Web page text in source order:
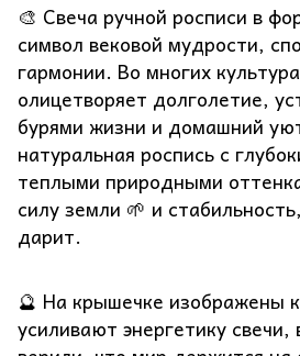
🎨 Свеча ручной росписи в
символ вековой мудрости,
гармонии. Во многих
олицетворяет долголетие,
бурями жизни и домашний
натуральная роспись с
теплыми природными
силу земли 🌱 и
дарит.
🔮 На крышечке изображены
усиливают энергетику